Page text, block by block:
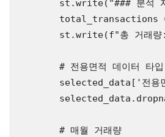
        st.write(
"### 분석
total_transactions
        st.write(f
"총 거래
# 전용면적 데이터 타
        selected_data[
'전용
# 매월 거래량